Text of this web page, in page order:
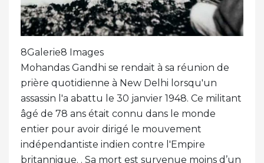
8Galerie8 Images
Mohandas Gandhi se rendait à sa réunion de
prière quotidienne à New Delhi lorsqu'un
assassin l'a abattu le 30 janvier 1948. Ce militant
âgé de 78 ans était connu dans le monde
entier pour avoir dirigé le mouvement
indépendantiste indien contre l'Empire
britannique. . Sa mort est survenue moins d’un